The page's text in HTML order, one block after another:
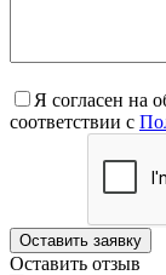
Я согласен на
соответствии с
Оставить отзыв